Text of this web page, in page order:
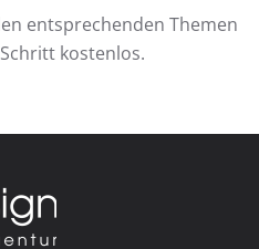
entsprechenden Themen
kostenlos.